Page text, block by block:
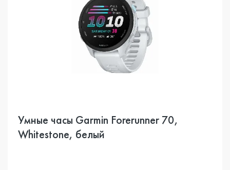
Умные часы Garmin Forerunner 70,
Whitestone, белый